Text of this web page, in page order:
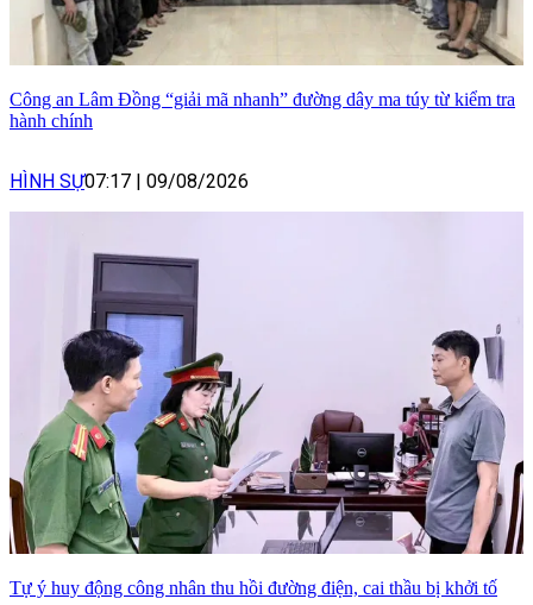
Công an Lâm Đồng “giải mã nhanh” đường dây ma túy từ kiểm tra
hành chính
HÌNH SỰ07:17 09/08/2026
Tự ý huy động công nhân thu hồi đường điện, cai thầu bị khởi tố